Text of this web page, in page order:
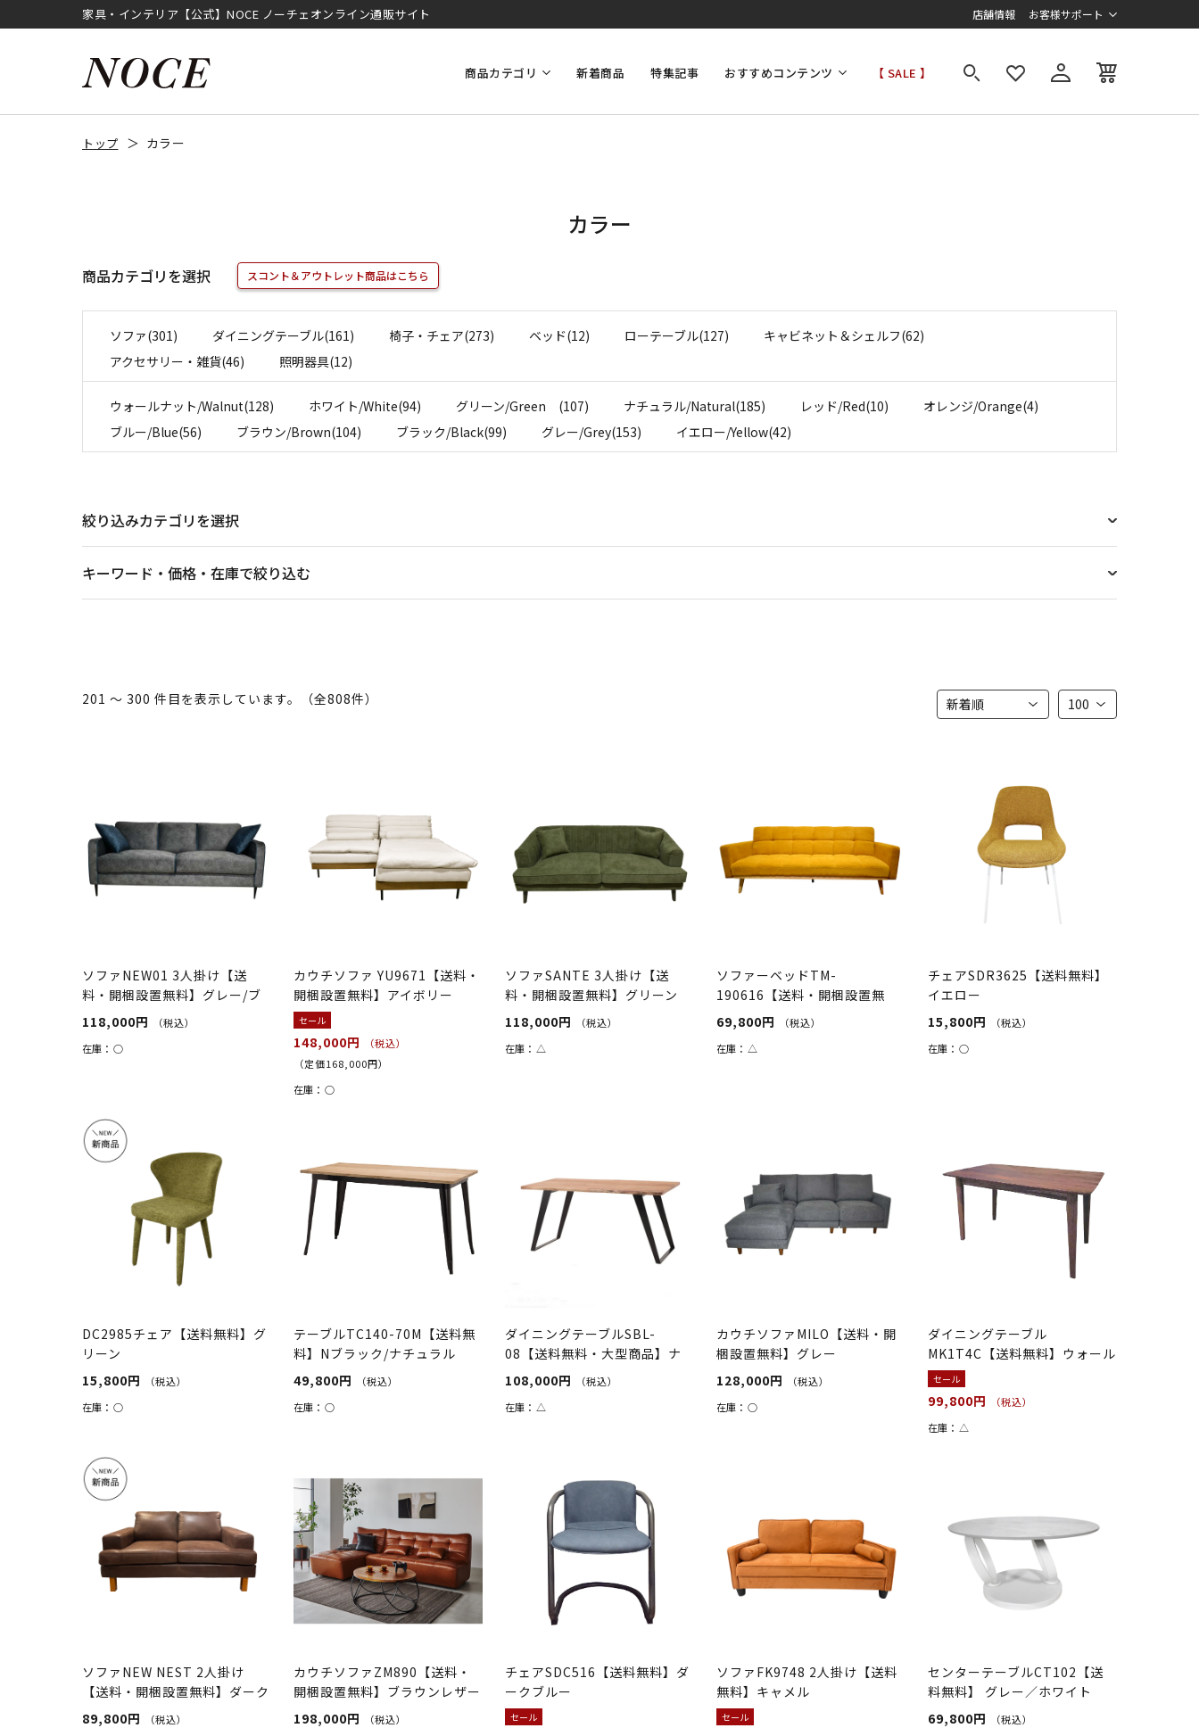
家具・インテリア【公式】NOCE ノーチェオンライン通販サイト 店舗情報 お客様サポート
商品カテゴリ 新着商品 特集記事 おすすめコンテンツ 【 SALE 】
トップ カラー
カラー
商品カテゴリを選択 スコント＆アウトレット商品はこちら
ソファ(301) ダイニングテーブル(161) 椅子・チェア(273) ベッド(12) ローテーブル(127)
キャビネット＆シェルフ(62)
アクセサリー・雑貨(46)
照明器具(12)
ウォールナット/Walnut(128) ホワイト/White(94) グリーン/Green (107) ナチュラル/Natural(185) レッド/Red(10)
オレンジ/Orange(4)
ブルー/Blue(56)
ブラウン/Brown(104) ブラック/Black(99) グレー/Grey(153) イエロー/Yellow(42)
絞り込みカテゴリを選択
キーワード・価格・在庫で絞り込む
201 ～ 300 件目を表示しています。（全808件）
ソファNEW01 3人掛け【送
料・開梱設置無料】グレー/ブ
ルー
118,000円
（税込）
在庫： ○
カウチソファ YU9671【送料・
開梱設置無料】アイボリー
セール
148,000円
（税込）
（定価168,000円）
在庫：○
ソファSANTE 3人掛け【送
料・開梱設置無料】グリーン
118,000円
（税込）
在庫： △
ソファーベッドTM-
190616【送料・開梱設置無
料】イエロー
69,800円
（税込）
在庫： △
チェアSDR3625【送料無料】
イエロー
15,800円
（税込）
在庫：○
DC2985チェア【送料無料】グ
リーン
15,800円
（税込）
在庫： ○
テーブルTC140-70M【送料無
料】Nブラック/ナチュラル
49,800円
（税込）
在庫：○
ダイニングテーブルSBL-
08【送料無料・大型商品】ナ
チュラル/...
108,000円
（税込）
在庫： △
カウチソファMILO【送料・開
梱設置無料】グレー
128,000円
（税込）
在庫：○
ダイニングテーブル
MK1T4C【送料無料】ウォール
ナット無垢
セール
99,800円
（税込）
在庫： △
ソファNEW NEST 2人掛け
【送料・開梱設置無料】ダーク
ブラウン
89,800円
（税込）
カウチソファZM890【送料・
開梱設置無料】ブラウンレザー
198,000円
（税込）
チェアSDC516【送料無料】ダ
ークブルー
セール
ソファFK9748 2人掛け【送料
無料】キャメル
セール
センターテーブルCT102【送
料無料】 グレー／ホワイト
69,800円
（税込）